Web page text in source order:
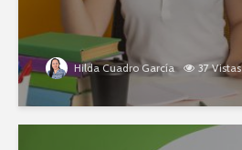
Hilda Cuadro García 37 Vistas